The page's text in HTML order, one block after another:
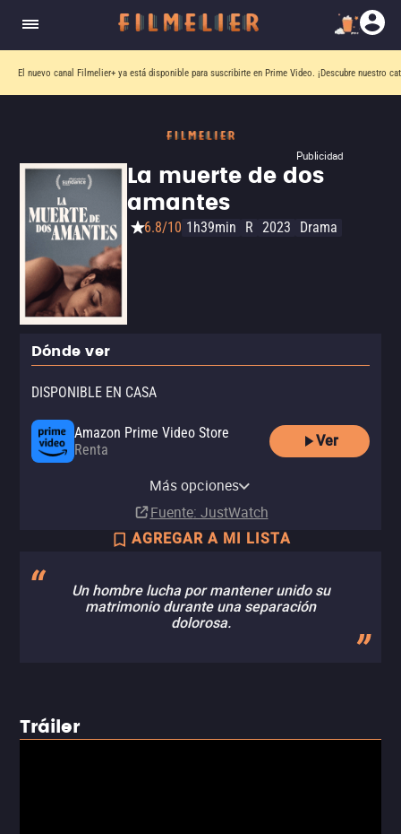
El nuevo canal Filmelier+ ya está disponible para suscribirte en Prime Video. ¡Descubre nuestro
Publicidad
La muerte de dos
amantes
6.8/10 1h39min R 2023 Drama
Dónde ver
DISPONIBLE EN CASA
Amazon Prime Video Store
Renta
Ver
Más opciones
Fuente: JustWatch
AGREGAR A MI LISTA
Un hombre lucha por mantener unido su
matrimonio durante una separación
dolorosa.
Tráiler